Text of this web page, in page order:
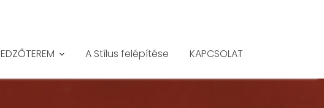
EDZŐTEREM A Stílus felépítése KAPCSOLAT